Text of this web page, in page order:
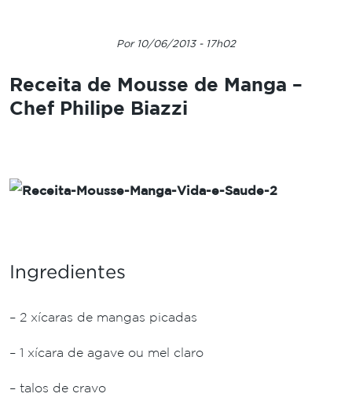
Por 10/06/2013 - 17h02
Receita de Mousse de Manga –
Chef Philipe Biazzi
Ingredientes
– 2 xícaras de mangas picadas
– 1 xícara de agave ou mel claro
– talos de cravo